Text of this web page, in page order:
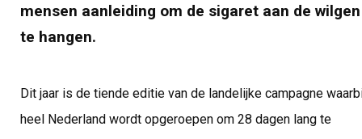
mensen aanleiding om de sigaret aan de wilgen
te hangen.
Dit jaar is de tiende editie van de landelijke campagne
heel Nederland wordt opgeroepen om 28 dagen lang te